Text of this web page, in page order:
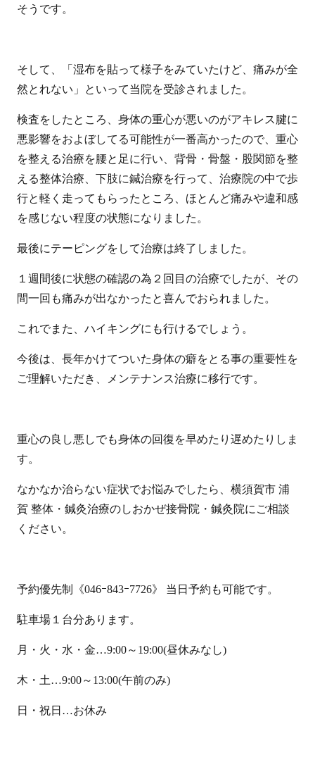
そうです。
そして、「湿布を貼って様子をみていたけど、痛みが全
然とれない」といって当院を受診されました。
検査をしたところ、身体の重心が悪いのがアキレス腱に
悪影響をおよぼしてる可能性が一番高かったので、重心
を整える治療を腰と足に行い、背骨・骨盤・股関節を整
える整体治療、下肢に鍼治療を行って、治療院の中で歩
行と軽く走ってもらったところ、ほとんど痛みや違和感
を感じない程度の状態になりました。
最後にテーピングをして治療は終了しました。
１週間後に状態の確認の為２回目の治療でしたが、その
間一回も痛みが出なかったと喜んでおられました。
これでまた、ハイキングにも行けるでしょう。
今後は、長年かけてついた身体の癖をとる事の重要性を
ご理解いただき、メンテナンス治療に移行です。
重心の良し悪しでも身体の回復を早めたり遅めたりしま
す。
なかなか治らない症状でお悩みでしたら、横須賀市 浦
賀 整体・鍼灸治療のしおかぜ接骨院・鍼灸院にご相談
ください。
予約優先制《046ｰ843ｰ7726》 当日予約も可能です。
駐車場１台分あります。
月・火・水・金…9:00～19:00(昼休みなし)
木・土…9:00～13:00(午前のみ)
日・祝日…お休み